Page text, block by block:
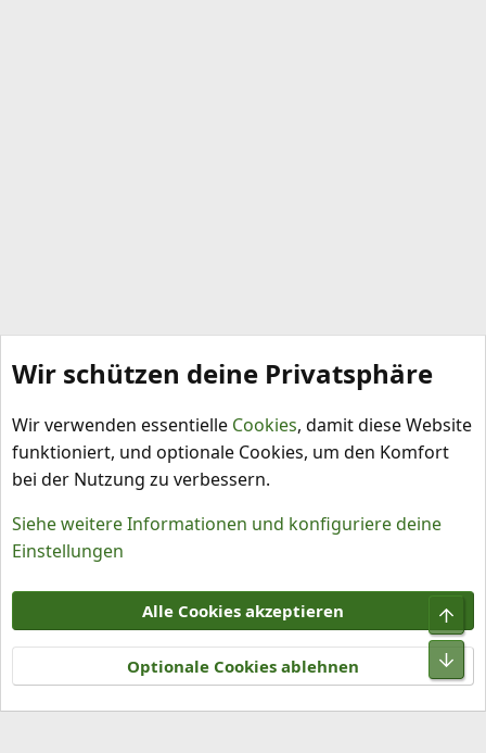
Meine Chilis
Nutzungsbedingungen
Datenschutz
Hilfe und Impressum
R
S
S
Community platform by XenForo® © 2010-2026 XenForo Ltd.
Wir schützen deine Privatsphäre
Wir verwenden essentielle Cookies, damit diese Website
funktioniert, und optionale Cookies, um den Komfort
bei der Nutzung zu verbessern.
Siehe weitere Informationen und konfiguriere deine
Einstellungen
Alle Cookies akzeptieren
Optionale Cookies ablehnen